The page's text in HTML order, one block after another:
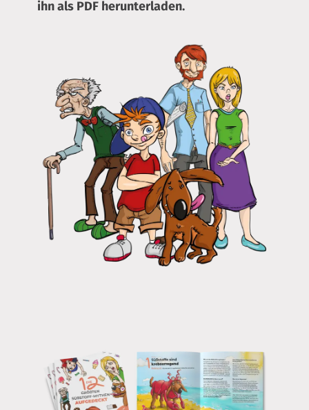
ihn als PDF herunterladen.